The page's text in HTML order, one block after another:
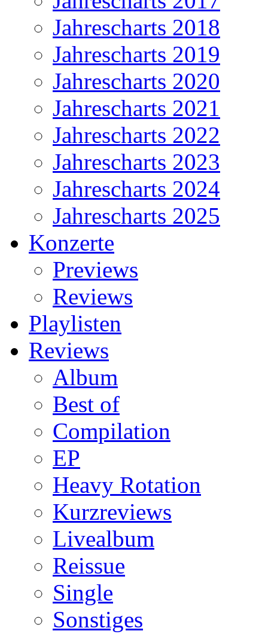
Jahrescharts 2018
Jahrescharts 2019
Jahrescharts 2020
Jahrescharts 2021
Jahrescharts 2022
Jahrescharts 2023
Jahrescharts 2024
Jahrescharts 2025
Konzerte
Previews
Reviews
Playlisten
Reviews
Album
Best of
Compilation
EP
Heavy Rotation
Kurzreviews
Livealbum
Reissue
Single
Sonstiges